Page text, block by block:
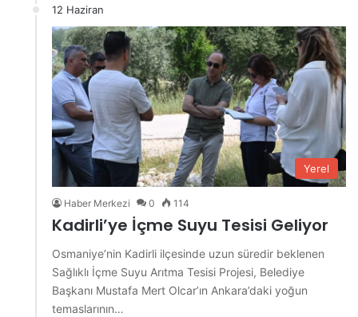
12 Haziran
Yerel
Haber Merkezi 0 114
Kadirli’ye İçme Suyu Tesisi Geliyor
Osmaniye’nin Kadirli ilçesinde uzun süredir beklenen
Sağlıklı İçme Suyu Arıtma Tesisi Projesi, Belediye
Başkanı Mustafa Mert Olcar’ın Ankara’daki yoğun
temaslarının…